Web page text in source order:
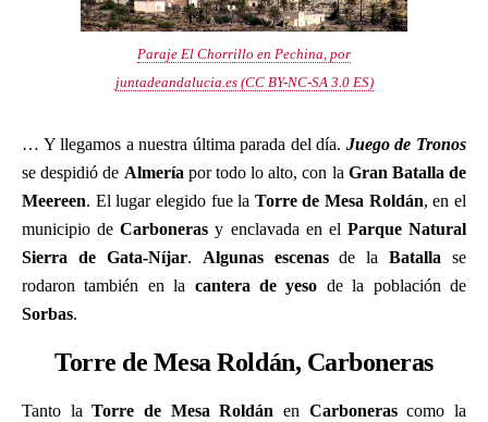
Paraje El Chorrillo en Pechina, por
juntadeandalucia.es (CC BY-NC-SA 3.0 ES)
… Y llegamos a nuestra última parada del día. Juego de Tronos
se despidió de Almería por todo lo alto, con la Gran Batalla de
Meereen. El lugar elegido fue la Torre de Mesa Roldán, en el
municipio deCarboneras y enclavada en el Parque Natural
Sierra de Gata-Níjar. Algunas escenasde laBatalla se
rodaron también en la cantera de yeso de la población de
Sorbas.
Torre de Mesa Roldán, Carboneras
Tanto laTorre de Mesa Roldán en Carbonerascomo la